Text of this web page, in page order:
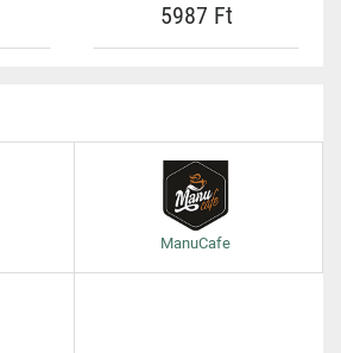
5987 Ft
ManuCafe